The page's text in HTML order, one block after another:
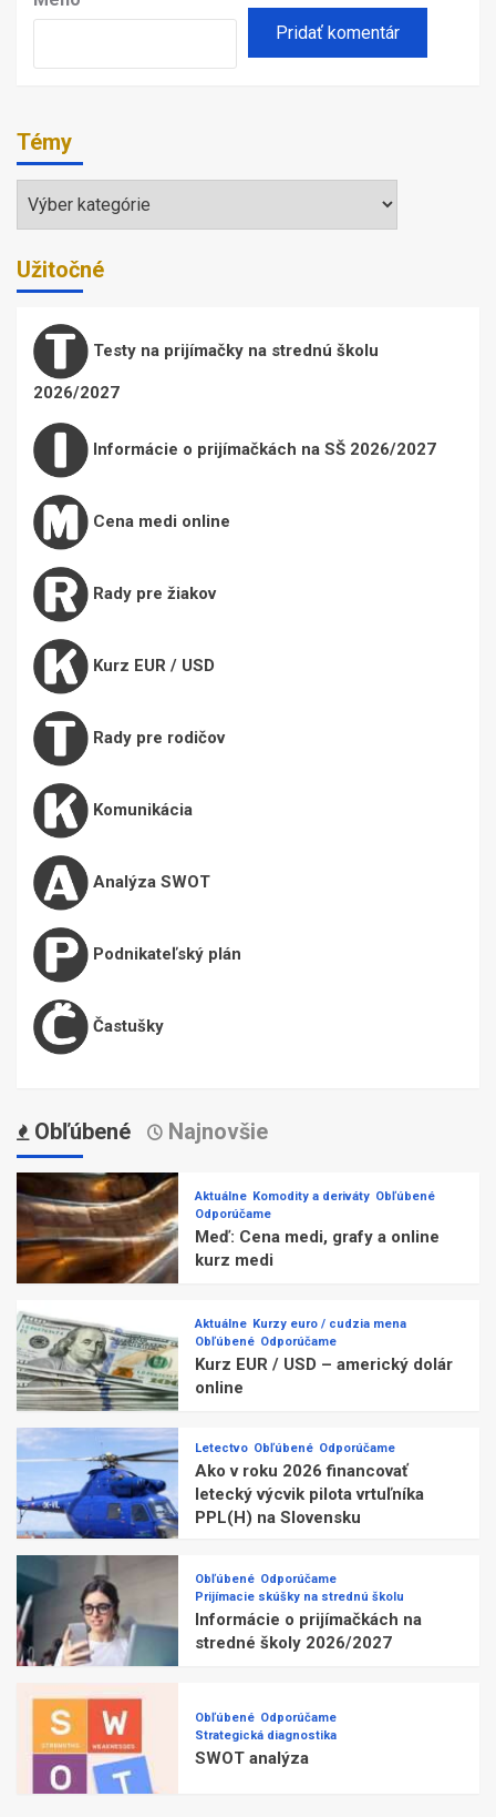
Témy
Témy
Užitočné
Testy na prijímačky na strednú školu
2026/2027
Informácie o prijímačkách na SŠ 2026/2027
Cena medi online
Rady pre žiakov
Kurz EUR / USD
Rady pre rodičov
Komunikácia
Analýza SWOT
Podnikateľský plán
Častušky
Obľúbené Najnovšie
Aktuálne Komodity a deriváty Obľúbené
Odporúčame
Meď: Cena medi, grafy a online
kurz medi
Aktuálne Kurzy euro / cudzia mena
Obľúbené Odporúčame
Kurz EUR / USD – americký dolár
online
Letectvo Obľúbené Odporúčame
Ako v roku 2026 financovať
letecký výcvik pilota vrtuľníka
PPL(H) na Slovensku
Obľúbené Odporúčame
Prijímacie skúšky na strednú školu
Informácie o prijímačkách na
stredné školy 2026/2027
Obľúbené Odporúčame
Strategická diagnostika
SWOT analýza